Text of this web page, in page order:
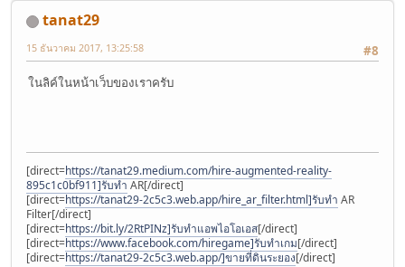
tanat29
#8
15 ธันวาคม 2017, 13:25:58
ในลิค์ในหน้าเว็บของเราครับ
[direct=https://tanat29.medium.com/hire-augmented-reality-
895c1c0bf911]รับทำ AR[/direct]
[direct=https://tanat29-2c5c3.web.app/hire_ar_filter.html]รับทำ AR
Filter[/direct]
[direct=https://bit.ly/2RtPINz]รับทำแอพไอโอเอส[/direct]
[direct=https://www.facebook.com/hiregame]รับทำเกม[/direct]
[direct=https://tanat29-2c5c3.web.app/]ขายที่ดินระยอง[/direct]